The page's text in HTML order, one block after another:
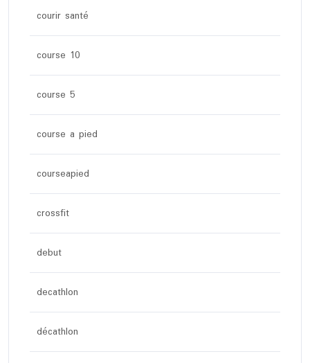
courir santé
course 10
course 5
course a pied
courseapied
crossfit
debut
decathlon
décathlon